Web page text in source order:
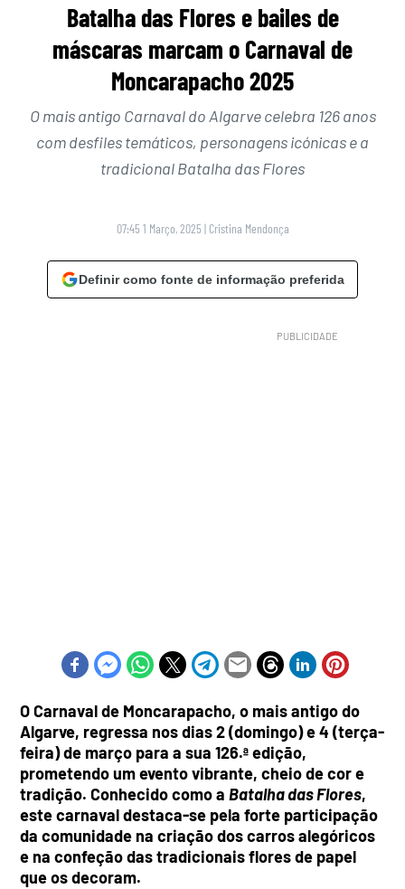
Batalha das Flores e bailes de
máscaras marcam o Carnaval de
Moncarapacho 2025
O mais antigo Carnaval do Algarve celebra 126 anos
com desfiles temáticos, personagens icónicas e a
tradicional Batalha das Flores
07:45 1 Março, 2025 | Cristina Mendonça
Definir como fonte de informação preferida
O Carnaval de Moncarapacho, o mais antigo do
Algarve, regressa nos dias 2 (domingo) e 4 (terça-
feira) de março para a sua 126.ª edição,
prometendo um evento vibrante, cheio de cor e
tradição. Conhecido como aBatalha das Flores,
este carnaval destaca-se pela forte participação
da comunidade na criação dos carros alegóricos
e na confeção das tradicionais flores de papel
que os decoram.